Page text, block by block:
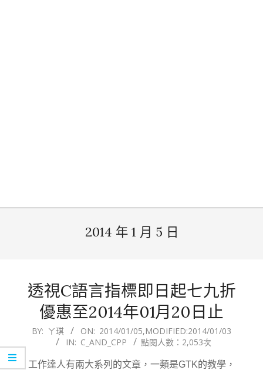
2014 年 1 月 5 日
透視C語言指標即日起七九折
優惠至2014年01月20日止
2014-
05
BY: ㄚ琪 ON: 2014/01/05,MODIFIED:2014/01/03
IN: C_AND_CPP 點閱人數：2,053次
工作達人有兩大系列的文章，一類是GTK的教學，